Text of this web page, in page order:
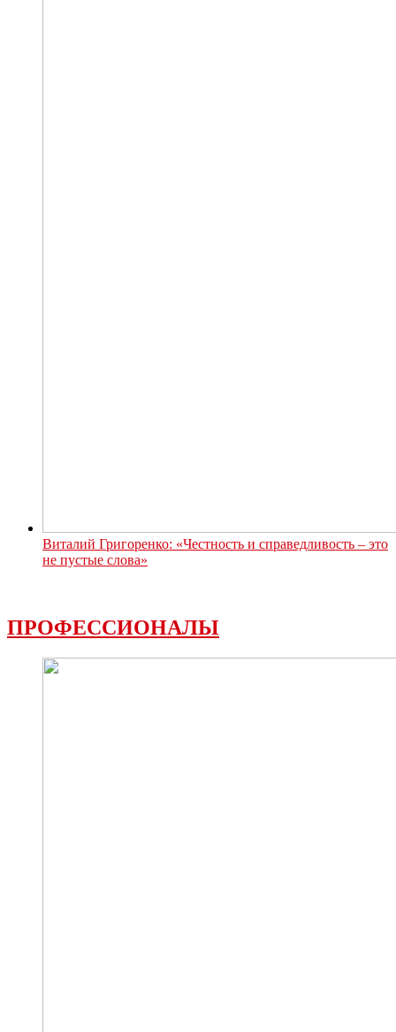
Виталий Григоренко: «Честность и справедливость – это
не пустые слова»
ПРОФЕССИОНАЛЫ